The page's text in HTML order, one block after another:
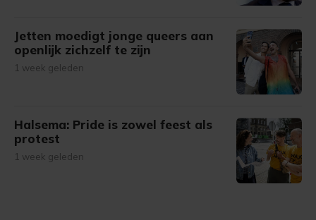
Jetten moedigt jonge queers aan
openlijk zichzelf te zijn
1 week geleden
Halsema: Pride is zowel feest als
protest
1 week geleden